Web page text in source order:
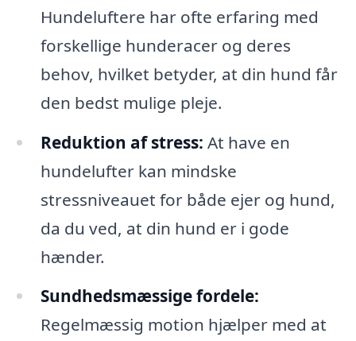
Hundeluftere har ofte erfaring med
forskellige hunderacer og deres
behov, hvilket betyder, at din hund får
den bedst mulige pleje.
Reduktion af stress: At have en
hundelufter kan mindske
stressniveauet for både ejer og hund,
da du ved, at din hund er i gode
hænder.
Sundhedsmæssige fordele:
Regelmæssig motion hjælper med at